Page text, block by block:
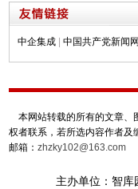
中企集成 中国共产党新闻网
本网站转载的所有的文章、
权者联系，若所选内容作者及
邮箱： zhzky102@163.com
主办单位：智